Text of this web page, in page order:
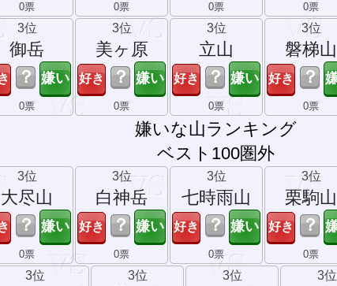
0票 0票 0票 0票
3位
御岳
？
0票
3位
美ヶ原
？
0票
3位
立山
？
0票
3位
磐梯山
？
0票
嫌いな山ランキング
ベスト100圏外
3位
大尽山
？
0票
3位
白神岳
？
0票
3位
七時雨山
？
0票
3位
栗駒山
？
0票
3位 3位 3位 3位